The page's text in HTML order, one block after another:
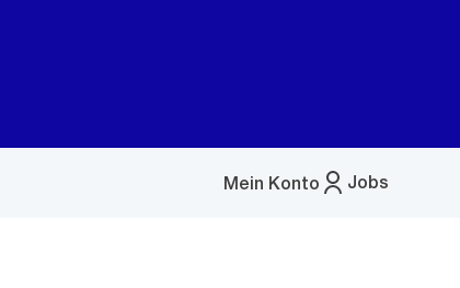
Jobs
Mein Konto
Menü